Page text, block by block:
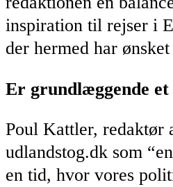
inspiration til rejser i
der hermed har
Er grundlæggende
Poul Kattler, redaktør
udlandstog.dk som
en tid, hvor vores